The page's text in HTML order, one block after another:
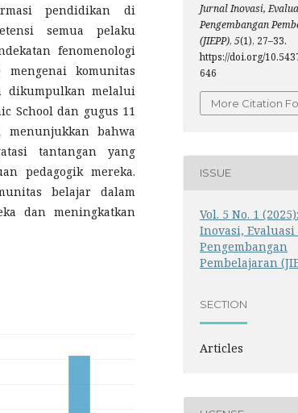
pendidikan di
semua pelaku
fenomenologi
komunitas
dikumpulkan melalui
School dan gugus 11
menunjukkan bahwa
tantangan yang
pedagogik mereka.
belajar dalam
dan meningkatkan
Jurnal Inovasi,
Pengembangan
(JIEPP), 5(1), 27–33.
https://doi.org/
646
More Citation
ISSUE
Vol. 5 No. 1
Inovasi, Evaluasi
Pengembangan
Pembelajaran
SECTION
Articles